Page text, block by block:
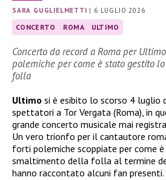
SARA GUGLIELMETTI | 6 LUGLIO 2026
CONCERTO ROMA ULTIMO
Concerto da record a Roma per
polemiche per come è stato gestito
folla
Ultimo si è esibito lo scorso 4 luglio
spettatori a Tor Vergata (Roma), in
grande concerto musicale mai
Un vero trionfo per il cantautore
forti polemiche scoppiate per come
smaltimento della folla al termine
hanno raccontato alcuni fan presenti.